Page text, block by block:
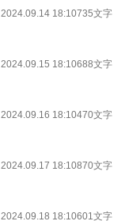
2024.09.14 18:10735文字
2024.09.15 18:10688文字
2024.09.16 18:10470文字
2024.09.17 18:10870文字
2024.09.18 18:10601文字